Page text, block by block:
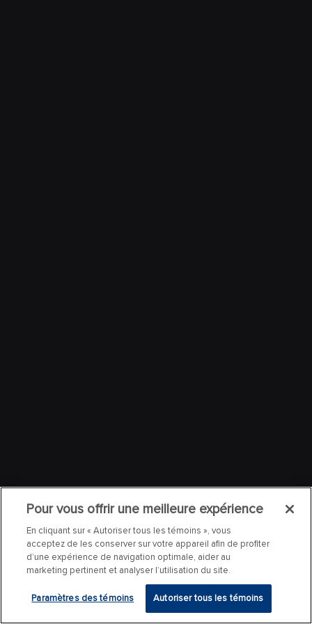
Pour vous offrir une meilleure expérience
En cliquant sur « Autoriser tous les témoins », vous
acceptez de les conserver sur votre appareil afin de profiter
d’une expérience de navigation optimale, aider au
marketing pertinent et analyser l’utilisation du site.
Paramètres des témoins Autoriser tous les témoins